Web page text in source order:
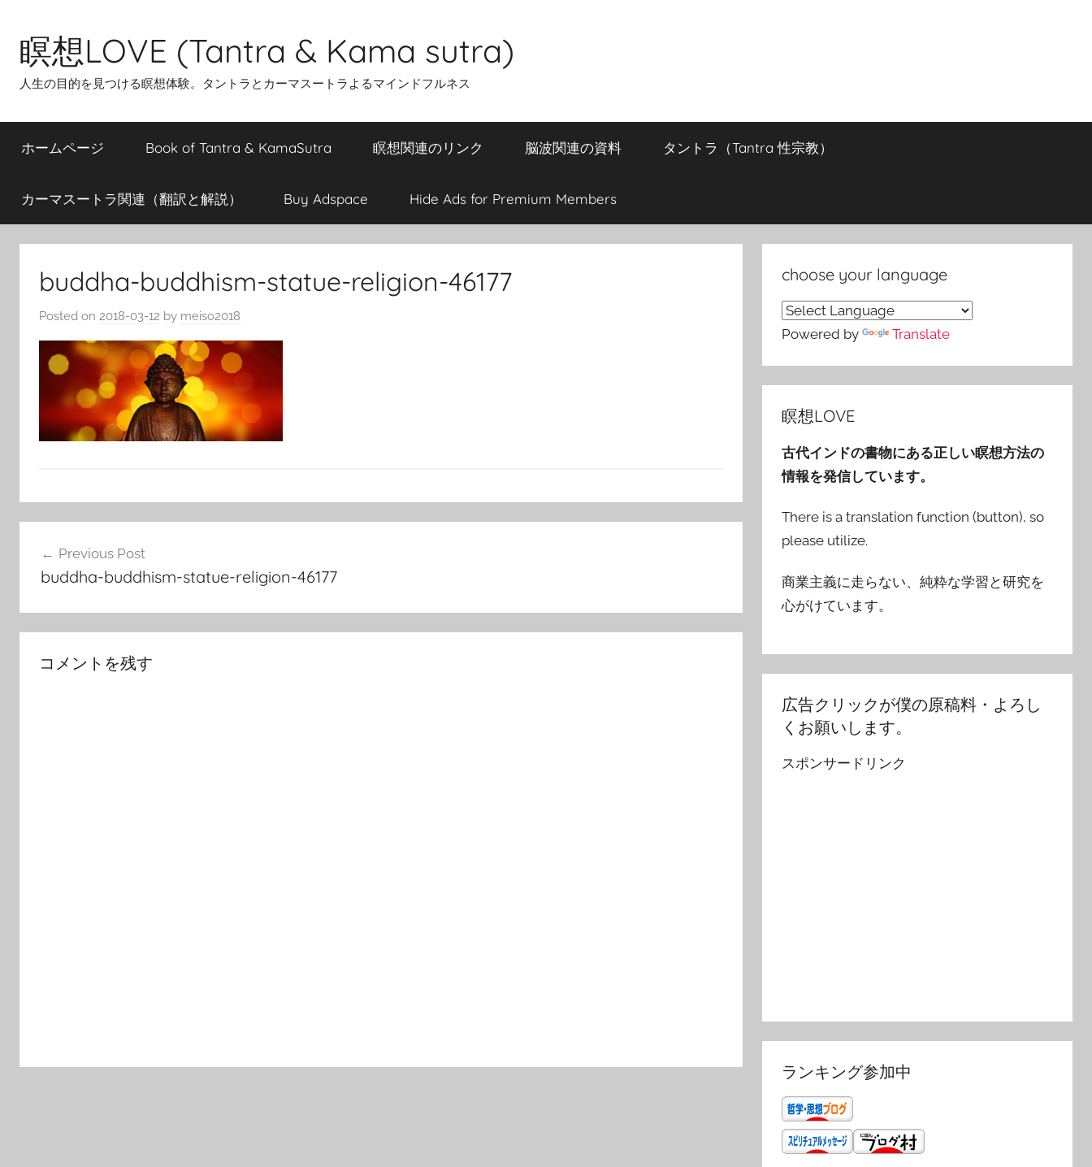
content
瞑想LOVE (Tantra & Kama sutra)
人生の目的を見つける瞑想体験。タントラとカーマスートラよるマインドフルネス
ホームページ Book of Tantra & KamaSutra 瞑想関連のリンク 脳波関連の資料 タントラ（Tantra 性宗教）
カーマスートラ関連（翻訳と解説） Buy Adspace Hide Ads for Premium Members
buddha-buddhism-statue-religion-46177
Posted on 2018-03-12 by meiso2018
Previous Post
buddha-buddhism-statue-religion-46177
コメントを残す
choose your language
Powered by Translate
瞑想LOVE
古代インドの書物にある正しい瞑想方法の
情報を発信しています。
There is a translation function (button), so
please utilize.
商業主義に走らない、純粋な学習と研究を
心がけています。
広告クリックが僕の原稿料・よろし
くお願いします。
スポンサードリンク
ランキング参加中